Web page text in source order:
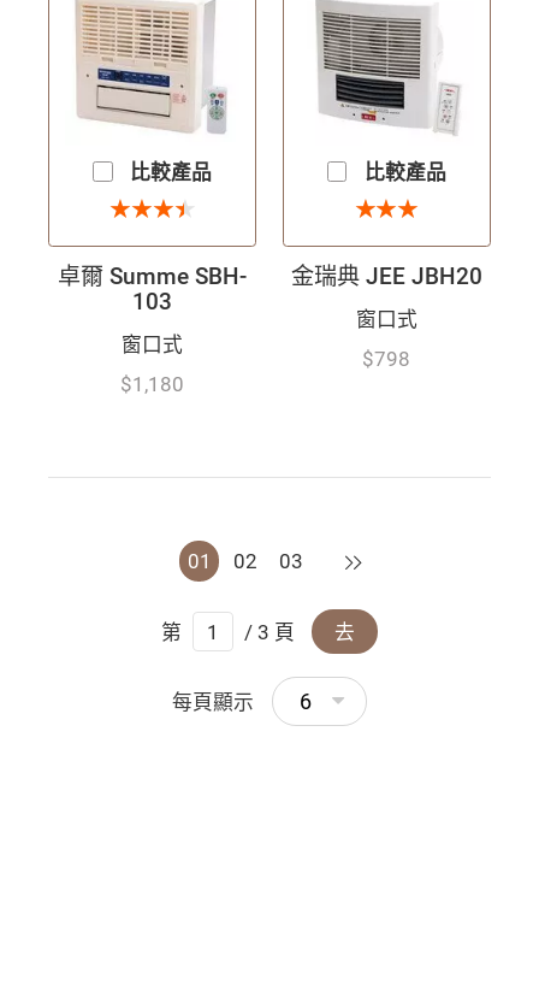
比較產品
3.5 星
★
★★
★★
★★
★
卓爾 Summe SBH-
103
窗口式
$1,180
比較產品
3 星
★
★★
★★
★
金瑞典 JEE JBH20
窗口式
$798
每頁顯示 6
01 02 03 下一頁
第 / 3 頁 去